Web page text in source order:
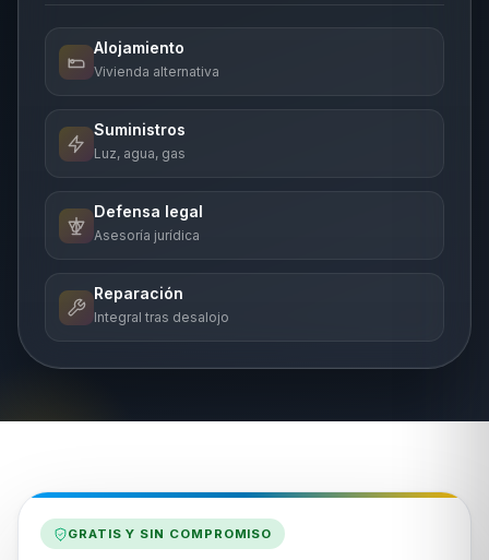
Alojamiento
Vivienda alternativa
Suministros
Luz, agua, gas
Defensa legal
Asesoría jurídica
Reparación
Integral tras desalojo
GRATIS Y SIN COMPROMISO